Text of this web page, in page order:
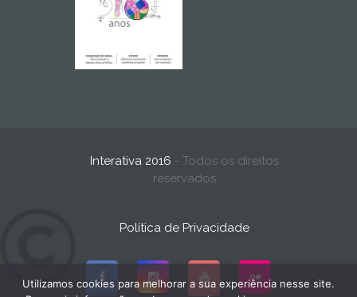
Interativa 2016 - Todos os direitos
reservados
Política de Privacidade
Utilizamos cookies para melhorar a sua experiência nesse site.